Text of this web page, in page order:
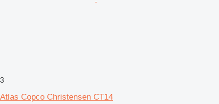
3
Atlas Copco Christensen CT14